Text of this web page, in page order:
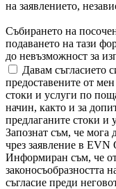
на заявлението,
Събирането на
подаването на тази
до невъзможност за
Давам съгласието
предоставените от
стоки и услуги по
начин, както и за
предлаганите стоки и
Запознат съм, че мога
чрез заявление в
Информиран съм, че
законосъобразността
съгласие преди